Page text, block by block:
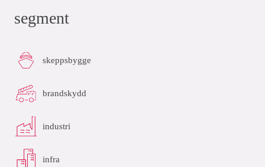
segment
skeppsbygge
brandskydd
industri
infra